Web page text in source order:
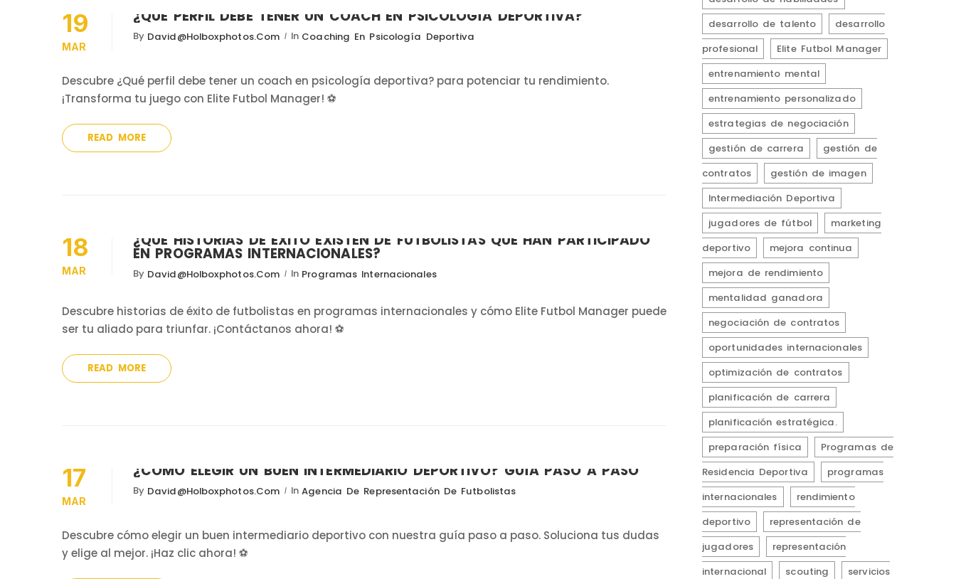
19
MAR
¿QUÉ PERFIL DEBE TENER UN COACH EN PSICOLOGÍA DEPORTIVA?
By David@holboxphotos.com In Coaching En Psicología Deportiva
Descubre ¿Qué perfil debe tener un coach en psicología deportiva? para potenciar tu rendimiento.
¡Transforma tu juego con Elite Futbol Manager! ⚽
READ MORE
18
MAR
¿QUÉ HISTORIAS DE ÉXITO EXISTEN DE FUTBOLISTAS QUE HAN PARTICIPADO
EN PROGRAMAS INTERNACIONALES?
By David@holboxphotos.com In Programas Internacionales
Descubre historias de éxito de futbolistas en programas internacionales y cómo Elite Futbol Manager puede
ser tu aliado para triunfar. ¡Contáctanos ahora! ⚽
READ MORE
17
MAR
¿CÓMO ELEGIR UN BUEN INTERMEDIARIO DEPORTIVO? GUÍA PASO A PASO
By David@holboxphotos.com In Agencia De Representación De Futbolistas
Descubre cómo elegir un buen intermediario deportivo con nuestra guía paso a paso. Soluciona tus dudas
y elige al mejor. ¡Haz clic ahora! ⚽
desarrollo de talento
desarrollo
profesional
Elite Futbol Manager
entrenamiento mental
entrenamiento personalizado
estrategias de negociación
gestión de carrera
gestión de
contratos
gestión de imagen
Intermediación Deportiva
jugadores de fútbol
marketing
deportivo
mejora continua
mejora de rendimiento
mentalidad ganadora
negociación de contratos
oportunidades internacionales
optimización de contratos
planificación de carrera
planificación estratégica.
preparación física
Programas de
Residencia Deportiva
programas
internacionales
rendimiento
deportivo
representación de
jugadores
representación
internacional
scouting
servicios